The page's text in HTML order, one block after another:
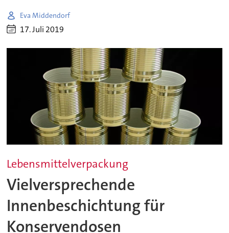
Eva Middendorf
17. Juli 2019
Lebensmittelverpackung
Vielversprechende
Innenbeschichtung für
Konservendosen